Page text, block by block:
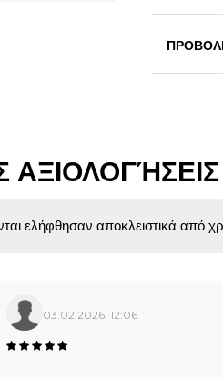
ελήφθησαν αποκλειστικά από
03.02.2026. 12:06